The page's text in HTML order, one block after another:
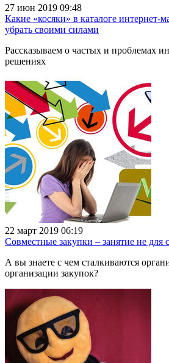
27 июн 2019 09:48
Какие «косяки» в каталоге интернет-
убрать своими силами
Рассказываем о частых и проблемах
решениях
22 март 2019 06:19
Совместные закупки – занятие не для
А вы знаете с чем сталкиваются
организации закупок?